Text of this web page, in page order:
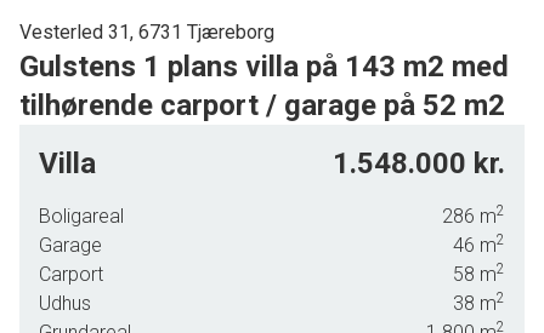
Vesterled 31, 6731 Tjæreborg
Gulstens 1 plans villa på 143 m2 med
tilhørende carport / garage på 52 m2
skole mv, tilbydes denne velindrettede 1 plans villa på 143
Indvendigt tilbydes følgende indretning : Stort bryggers,
med klinkegulv, skabsplads samt plads til vaskemaskine &
tørretumbler.
Villa 1.548.000 kr.
Boligareal 286 m2
Garage 46 m2
Carport 58 m2
Udhus 38 m2
2